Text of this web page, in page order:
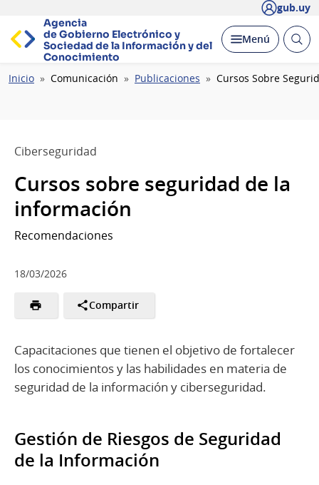
gub.uy
Agencia
de Gobierno Electrónico y
Sociedad de la Información y del
Conocimiento
Desplegar
Menú Abrir
Ruta
Inicio Comunicación Publicaciones Cursos Sobre
Ciberseguridad
Cursos sobre seguridad de la
información
Recomendaciones
18/03/2026
Compartir
Capacitaciones que tienen el objetivo de fortalecer
los conocimientos y las habilidades en materia de
seguridad de la información y ciberseguridad.
Gestión de Riesgos de Seguridad
de la Información